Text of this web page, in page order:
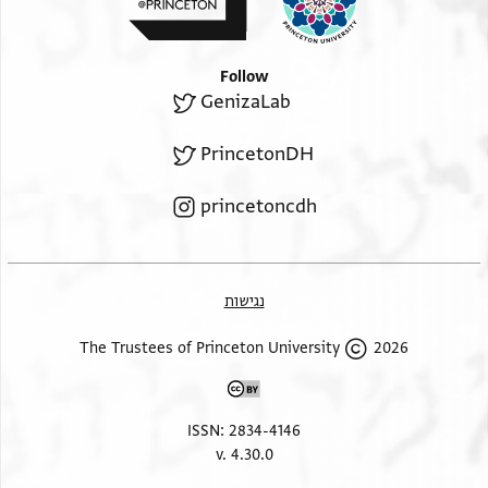
Follow
GenizaLab
PrincetonDH
princetoncdh
נגישות
2026 The Trustees of Princeton University
ISSN: 2834-4146
v. 4.30.0